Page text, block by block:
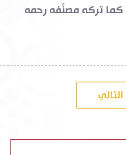
كما تركه مصنِّفه رحمه
التالي